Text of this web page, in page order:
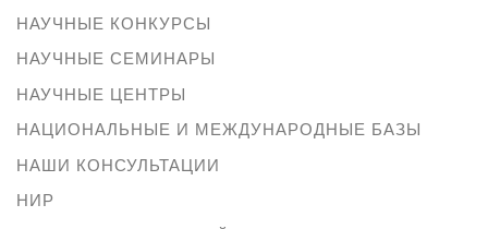
НАУЧНЫЕ КОНКУРСЫ
НАУЧНЫЕ СЕМИНАРЫ
НАУЧНЫЕ ЦЕНТРЫ
НАЦИОНАЛЬНЫЕ И МЕЖДУНАРОДНЫЕ БАЗЫ
НАШИ КОНСУЛЬТАЦИИ
НИР